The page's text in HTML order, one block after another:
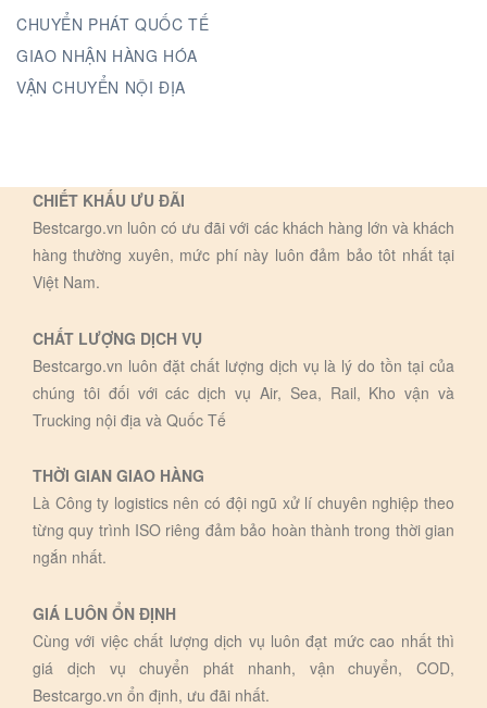
CHUYỂN PHÁT QUỐC TẾ
GIAO NHẬN HÀNG HÓA
VẬN CHUYỂN NỘI ĐỊA
CHIẾT KHẤU ƯU ĐÃI
Bestcargo.vn luôn có ưu đãi với các khách hàng lớn và khách
hàng thường xuyên, mức phí này luôn đảm bảo tôt nhất tại
Việt Nam.
CHẤT LƯỢNG DỊCH VỤ
Bestcargo.vn luôn đặt chất lượng dịch vụ là lý do tồn tại của
chúng tôi đối với các dịch vụ Air, Sea, Rail, Kho vận và
Trucking nội địa và Quốc Tế
THỜI GIAN GIAO HÀNG
Là Công ty logistics nên có đội ngũ xử lí chuyên nghiệp theo
từng quy trình ISO riêng đảm bảo hoàn thành trong thời gian
ngắn nhất.
GIÁ LUÔN ỔN ĐỊNH
Cùng với việc chất lượng dịch vụ luôn đạt mức cao nhất thì
giá dịch vụ chuyển phát nhanh, vận chuyển, COD,
Bestcargo.vn ổn định, ưu đãi nhất.